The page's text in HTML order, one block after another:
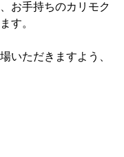
お手持ちのカリモク
す。
いただきますよう、